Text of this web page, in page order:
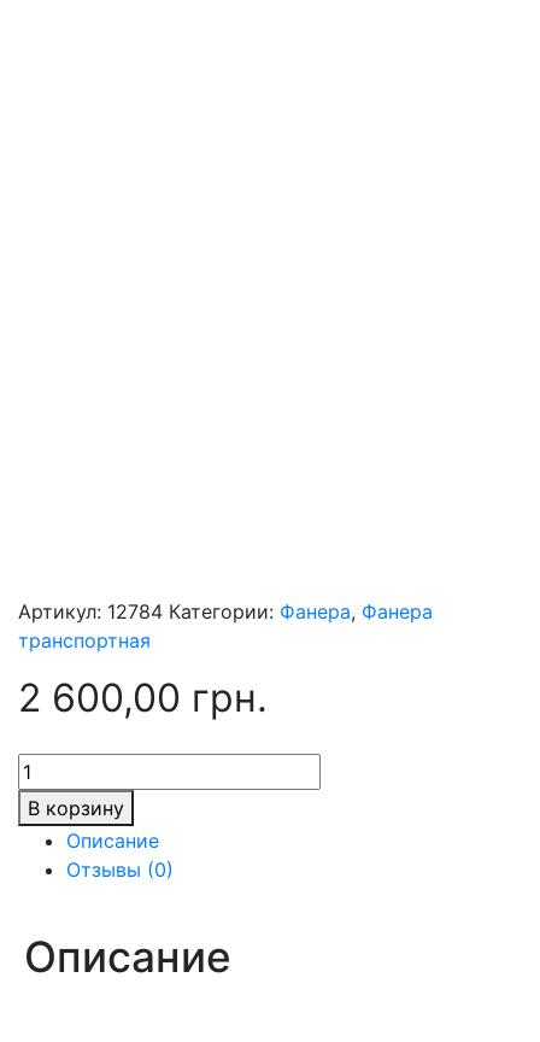
Артикул: 12784 Категории: Фанера, Фанера
транспортная
2 600,00 грн.
Количество
товара
Фанера
9х1500х3000
A/S
В корзину
Описание
Отзывы (0)
Описание